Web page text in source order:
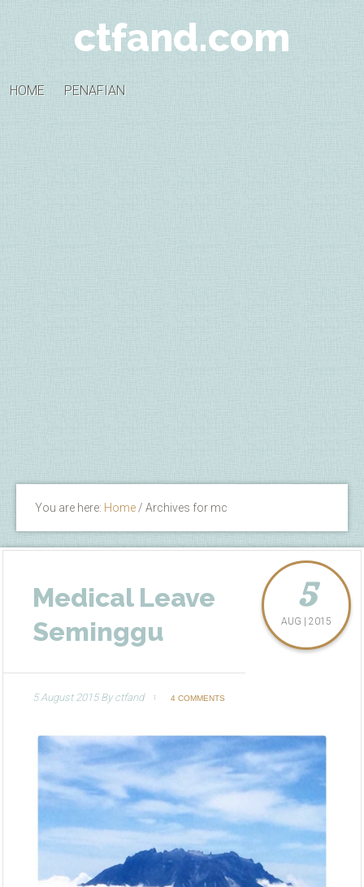
ctfand.com
HOME PENAFIAN
You are here: Home / Archives for mc
Medical Leave
Seminggu
5
AUG | 2015
5 August 2015Byctfand 4 COMMENTS